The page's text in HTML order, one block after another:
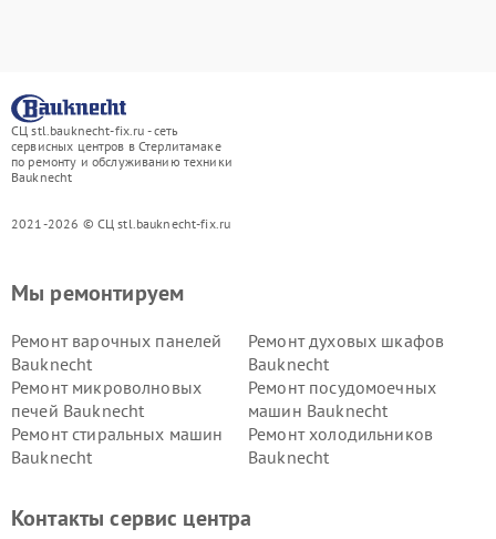
СЦ stl.bauknecht-fix.ru - сеть
сервисных центров в Стерлитамаке
по ремонту и обслуживанию техники
Bauknecht
2021-2026 © СЦ stl.bauknecht-fix.ru
Мы ремонтируем
Ремонт варочных панелей
Bauknecht
Ремонт духовых шкафов
Bauknecht
Ремонт микроволновых
печей Bauknecht
Ремонт посудомоечных
машин Bauknecht
Ремонт стиральных машин
Bauknecht
Ремонт холодильников
Bauknecht
Контакты сервис центра